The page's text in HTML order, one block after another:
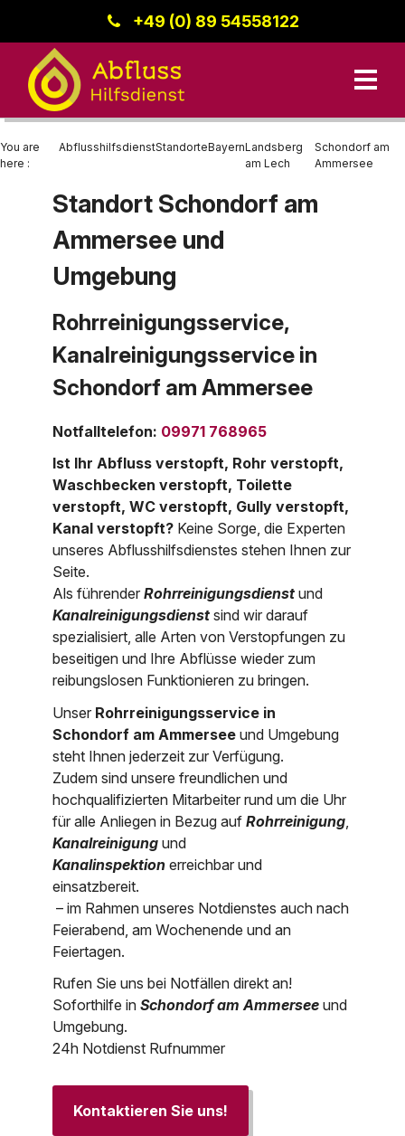
+49 (0) 89 54558122
Unsere Leistungen
Kanalinspektion
Standorte
Baden-Württemberg
Berlin
Hessen
Nordrhein-Westfalen
Rheinland-Pfalz
Saarland
Niederösterreich
Salzburg
Wien
Kontakt
Impressum
Kontakt
You are
here :
AbflusshilfsdienstStandorteBayernLandsberg
am Lech
Schondorf am
Ammersee
Standort Schondorf am
Ammersee und
Umgebung
Rohrreinigungsservice,
Kanalreinigungsservice in
Schondorf am Ammersee
Notfalltelefon: 09971 768965
Ist Ihr Abfluss verstopft, Rohr verstopft,
Waschbecken verstopft, Toilette
verstopft, WC verstopft, Gully verstopft,
Kanal verstopft? Keine Sorge, die Experten
unseres Abflusshilfsdienstes stehen Ihnen zur
Seite.
Als führenderRohrreinigungsdienst und
Kanalreinigungsdienst sind wir darauf
spezialisiert, alle Arten von Verstopfungen zu
beseitigen und Ihre Abflüsse wieder zum
reibungslosen Funktionieren zu bringen.
Unser Rohrreinigungsservice in
Schondorf am Ammerseeund Umgebung
steht Ihnen jederzeit zur Verfügung.
Zudem sind unsere freundlichen und
hochqualifizierten Mitarbeiter rund um die Uhr
für alle Anliegen in Bezug aufRohrreinigung
Kanalreinigung und
Kanalinspektion erreichbar und
einsatzbereit.
– im Rahmen unseres Notdienstes auch nach
Feierabend, am Wochenende und an
Feiertagen.
Rufen Sie uns bei Notfällen direkt an!
Soforthilfe inSchondorf am Ammerseeund
Umgebung.
24h Notdienst Rufnummer
Kontaktieren Sie uns!